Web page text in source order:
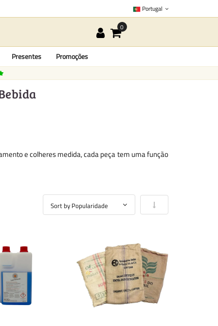
Portugal
Presentes Promoções
e colheres medida, cada peça tem uma função
Definir Ordenação